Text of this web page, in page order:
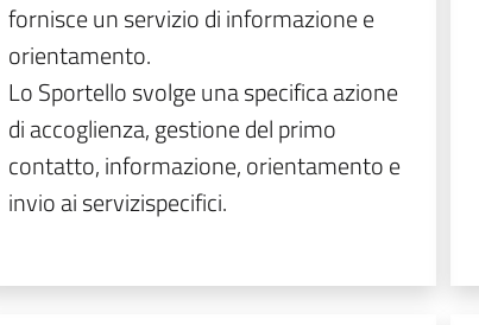
fornisce un servizio di informazione e
orientamento.
Lo Sportello svolge una specifica azione
di accoglienza, gestione del primo
contatto, informazione, orientamento e
invio ai servizispecifici.